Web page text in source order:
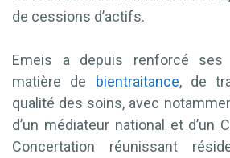
de cessions d’actifs.
Emeis a depuis renforcé ses
matière de bientraitance, de
qualité des soins, avec
d’un médiateur national et d’un
Concertation réunissant